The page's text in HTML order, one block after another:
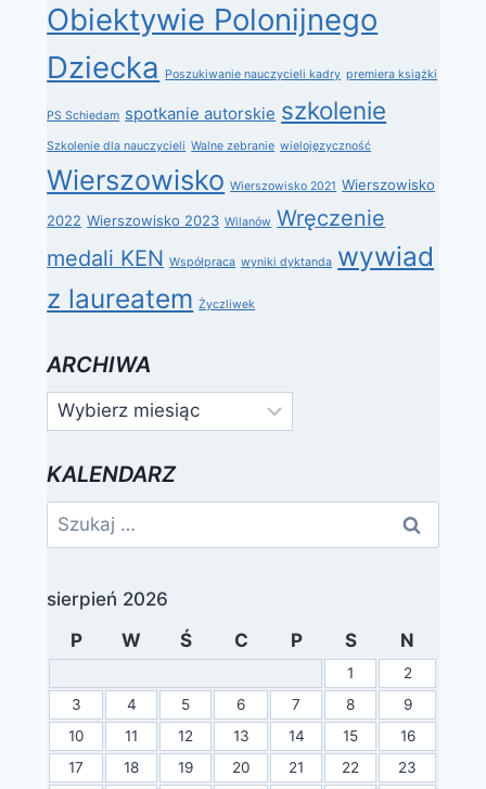
Obiektywie Polonijnego
Dziecka
Poszukiwanie nauczycieli kadry premiera książki
PS Schiedam spotkanie autorskie szkolenie
Szkolenie dla nauczycieli Walne zebranie wielojęzyczność
Wierszowisko Wierszowisko 2021 Wierszowisko
2022 Wierszowisko 2023 Wilanów Wręczenie
medali KEN Współpraca wyniki dyktanda wywiad
z laureatem Życzliwek
ARCHIWA
Archiwa
KALENDARZ
Szukaj:
sierpień 2026
P
W Ś C P S N
1
2
3
4 5 6 7 8
9
10
11 12 13 14 15
16
17
18 19 20 21 22
23